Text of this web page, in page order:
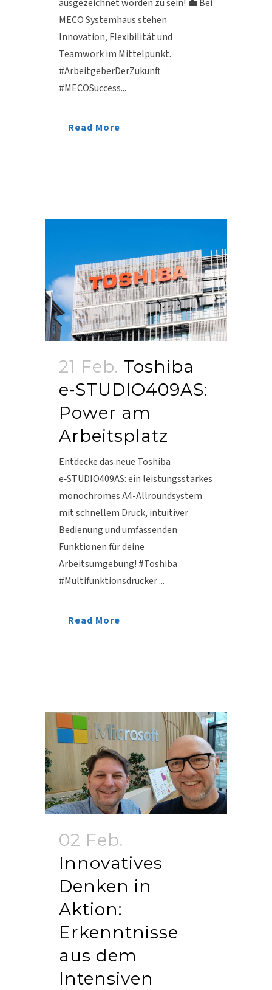
ausgezeichnet worden zu sein! 💼 Bei
MECO Systemhaus stehen
Innovation, Flexibilität und
Teamwork im Mittelpunkt.
#ArbeitgeberDerZukunft
#MECOSuccess...
Read More
21 Feb. Toshiba
e‑STUDIO409AS:
Power am
Arbeitsplatz
Entdecke das neue Toshiba
e‑STUDIO409AS: ein leistungsstarkes
monochromes A4-Allroundsystem
mit schnellem Druck, intuitiver
Bedienung und umfassenden
Funktionen für deine
Arbeitsumgebung! #Toshiba
#Multifunktionsdrucker ...
Read More
02 Feb.
Innovatives
Denken in
Aktion:
Erkenntnisse
aus dem
Intensiven